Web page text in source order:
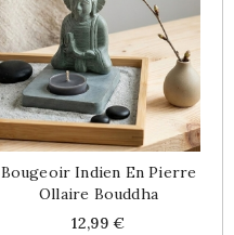
Bougeoir Indien En Pierre
Ollaire Bouddha
Price
12,99 €